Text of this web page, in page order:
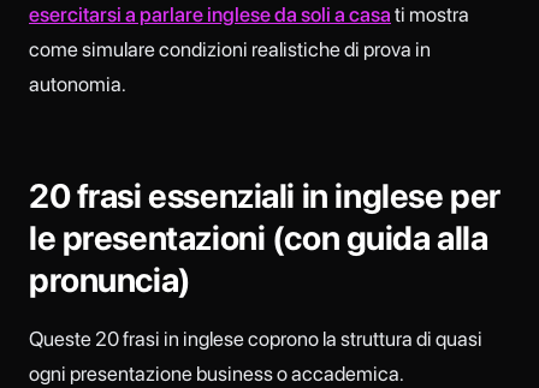
esercitarsi a parlare inglese da soli a casa ti mostra
come simulare condizioni realistiche di prova in
autonomia.
20 frasi essenziali in inglese per
le presentazioni (con guida alla
pronuncia)
Queste 20 frasi in inglese coprono la struttura di quasi
ogni presentazione business o accademica.